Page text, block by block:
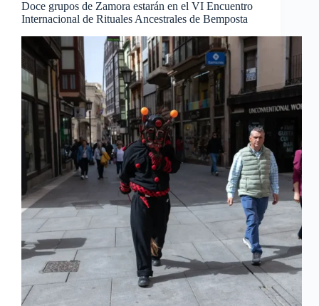
Doce grupos de Zamora estarán en el VI Encuentro
Internacional de Rituales Ancestrales de Bemposta